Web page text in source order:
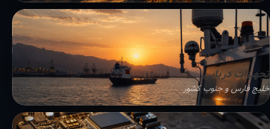
تجهیزات دریایی
خلیج فارس و جنوب کشور